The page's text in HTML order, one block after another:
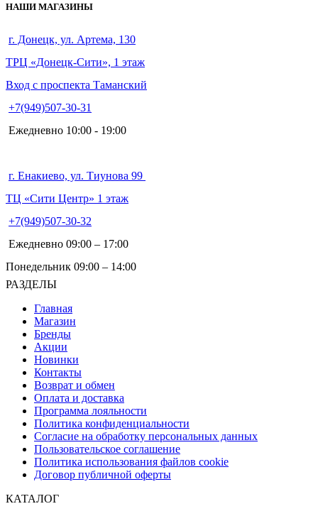
НАШИ МАГАЗИНЫ
г. Донецк, ул. Артема, 130
ТРЦ «Донецк-Сити», 1 этаж
Вход с проспекта Таманский
+7(949)507-30-31
Ежедневно 10:00 - 19:00
г. Енакиево, ул. Тиунова 99
ТЦ «Сити Центр» 1 этаж
+7(949)507-30-32
Ежедневно 09:00 – 17:00
Понедельник 09:00 – 14:00
РАЗДЕЛЫ
Главная
Магазин
Бренды
Акции
Новинки
Контакты
Возврат и обмен
Оплата и доставка
Программа лояльности
Политика конфиденциальности
Согласие на обработку персональных данных
Пользовательское соглашение
Политика использования файлов cookie
Договор публичной оферты
КАТАЛОГ